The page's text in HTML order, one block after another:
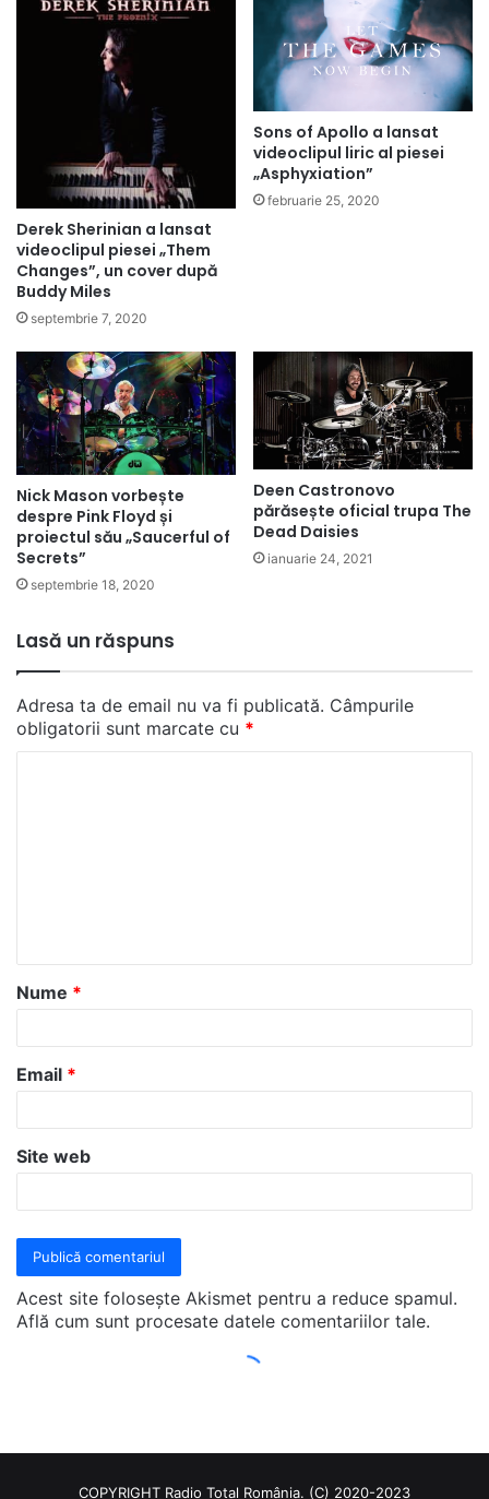
COPYRIGHT Radio Total România. (C) 2020-2023